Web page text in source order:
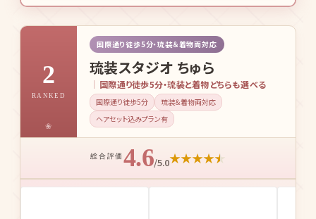
2
RANKED
国際通り徒歩5分・琉装＆着物両対応
琉装スタジオ ちゅら
国際通り徒歩5分・琉装と着物どちらも選べる
国際通り徒歩5分
琉装＆着物両対応
ヘアセット込みプラン有
総合評価 4.6/5.0★★★★★